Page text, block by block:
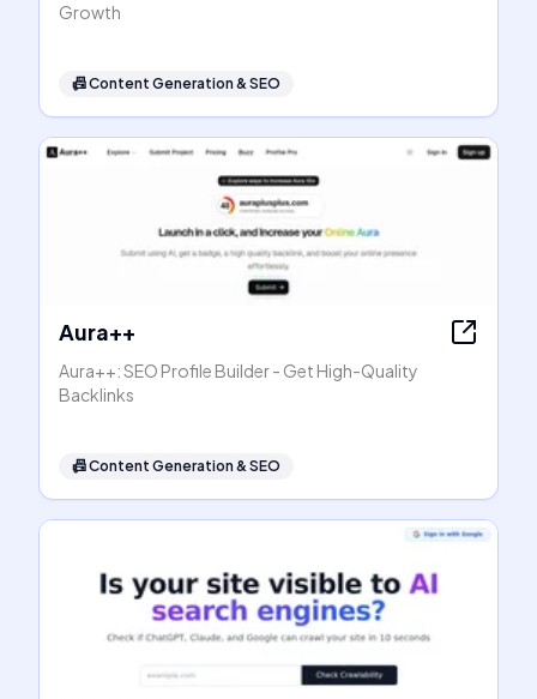
Growth
📠Content Generation & SEO
Aura++
Aura++: SEO Profile Builder - Get High-Quality
Backlinks
📠Content Generation & SEO